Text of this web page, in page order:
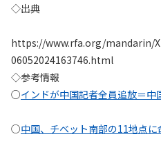
◇出典
https://www.rfa.org/mandarin/
06052024163746.html
◇参考情報
○インドが中国記者全員追放＝中
○中国、チベット南部の11地点